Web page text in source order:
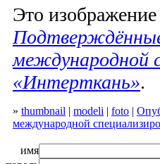
Это
международной
«Интерткань».
» thumbnail | modeli | foto |
международной
имя